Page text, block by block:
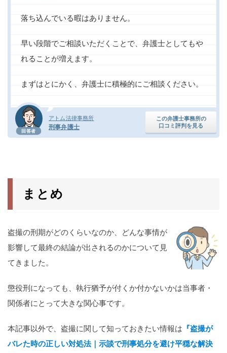
回答者
アトム法律事務所
刑事弁護士
この弁護士事務所の
口コミ評判を見る
落ち込んでいる暇はありません。
早い段階でご相談いただくことで、弁護士としてもや
れることが増えます。
まずはとにかく、弁護士に積極的にご相談ください。
まとめ
盗撮の刑期がどのくらいなのか、どんな事情が
影響して最終の結論が出されるのかについて見
てきました。
懲役刑になっても、執行猶予が付くか付かないかは当事者・
関係者にとって大きな関心事です。
本記事以外で、盗撮に関して知っておきたい情報は 『盗撮が
バレた時の正しい対処法｜示談で刑事処分を避け平穏な解決